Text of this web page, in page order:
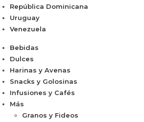
República Dominicana
Uruguay
Venezuela
Bebidas
Dulces
Harinas y Avenas
Snacks y Golosinas
Infusiones y Cafés
Más
Granos y Fideos